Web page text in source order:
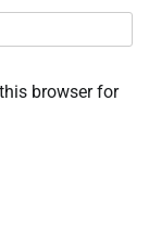
browser for